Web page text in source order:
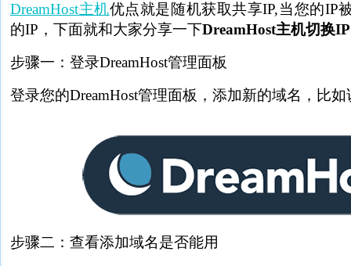
DreamHost主机优点就是随机获取共享IP,当您的IP
的IP，下面就和大家分享一下DreamHost主机切换IP
步骤一：登录DreamHost管理面板
登录您的DreamHost管理面板，添加新的域名，比
步骤二：查看添加域名是否能用